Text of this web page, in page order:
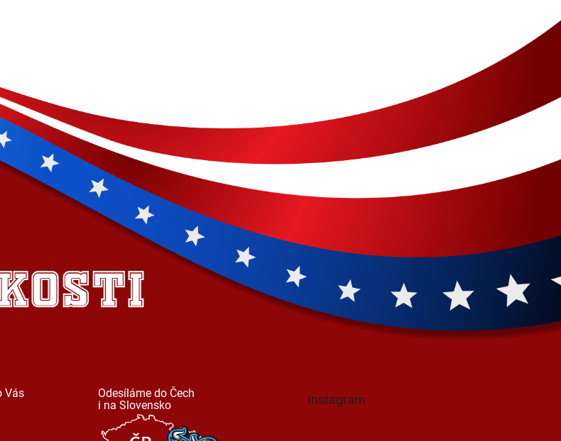
Vás
Odesíláme do Čech
i na Slovensko
Instagram